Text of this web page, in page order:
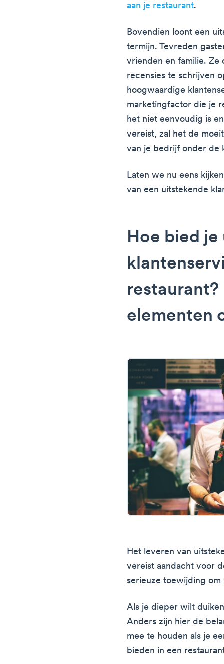
aan je restaurant.
Bovendien loont een
termijn. Tevreden
vrienden en familie. Ze
recensies te schrijven
hoogwaardige
marketingfactor die je
het niet eenvoudig is
vereist, zal het de
van je bedrijf onder de
Laten we nu eens
van een uitstekende
Hoe bied
elementen
Het leveren van
vereist aandacht voor
serieuze toewijding
Als je dieper wilt
Anders zijn hier de
mee te houden als je
bieden in een